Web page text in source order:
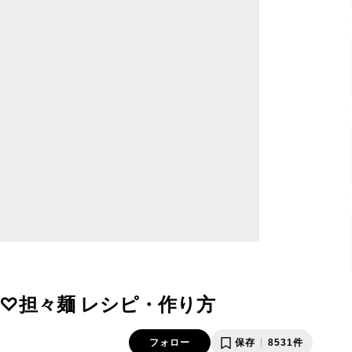
担々麺 レシピ・作り方
フォロー 保存 8531件